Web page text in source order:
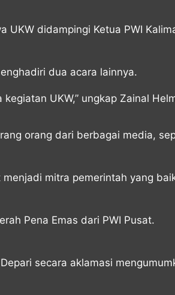
didampingi Ketua PWI
dua acara lainnya.
UKW,” ungkap Zainal
orang dari berbagai media,
mitra pemerintah yang
Pena Emas dari PWI Pusat.
secara aklamasi